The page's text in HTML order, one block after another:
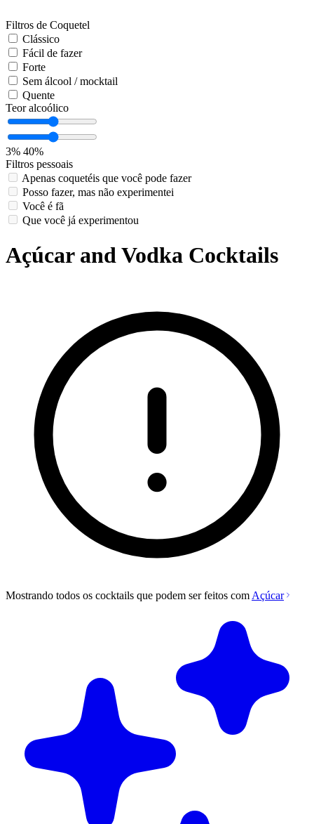
Filtros de Coquetel
Clássico
Fácil de fazer
Forte
Sem álcool / mocktail
Quente
Teor alcoólico
3% 40%
Filtros pessoais
Apenas coquetéis que você pode fazer
Posso fazer, mas não experimentei
Você é fã
Que você já experimentou
Açúcar and Vodka Cocktails
Mostrando todos os cocktails que podem ser feitos com Açúcar